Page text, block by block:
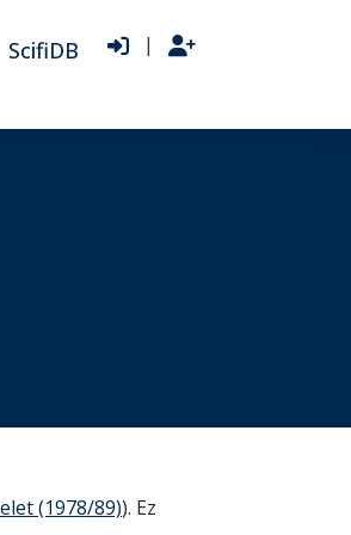
ScifiDB |
(1978/89)). Ez